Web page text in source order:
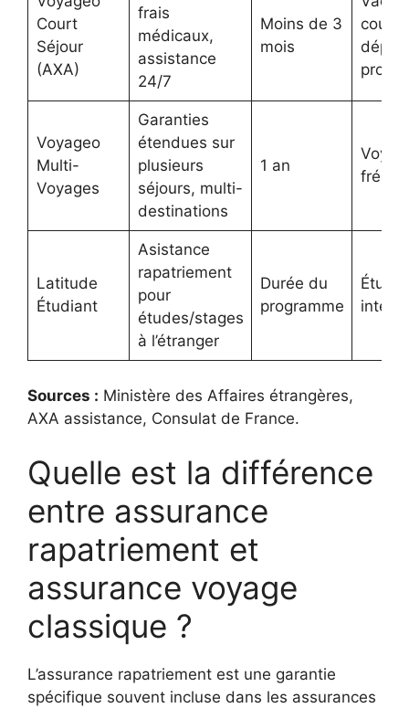
Court
Séjour
(AXA)
frais
médicaux,
assistance
24/7
Moins de 3
mois
courts
Voyageo
Multi-
Voyages
Garanties
étendues sur
plusieurs
séjours, multi-
destinations
1 an
Latitude
Étudiant
Asistance
rapatriement
pour
études/stages
à l’étranger
Durée du
programme
Sources : Ministère des Affaires étrangères,
AXA assistance, Consulat de France.
Quelle est la différence
entre assurance
rapatriement et
assurance voyage
classique ?
L’assurance rapatriement est une garantie
spécifique souvent incluse dans les assurances